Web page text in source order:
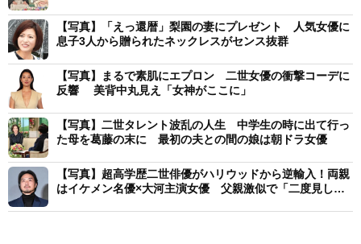
【写真】「えっ還暦」梨園の妻にプレゼント 人気女優に
息子3人から贈られたネックレスがセンス抜群
【写真】まるで素肌にエプロン 二世女優の衝撃コーデに
反響 美背中丸見え「女神がここに」
【写真】二世タレント波乱の人生 中学生の時に出て行っ
た母を葛藤の末に 最初の夫との間の娘は朝ドラ女優
【写真】超高学歴二世俳優がハリウッドから逆輸入！両親
はイケメン名優×大河主演女優 父親激似で「二度見しま